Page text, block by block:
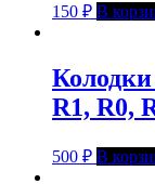
150 ₽ В
R1, R0,
500 ₽ В